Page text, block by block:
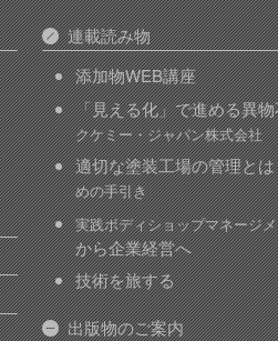
連載読み物
添加物WEB講座
「見える化」で進める異
クケミー・ジャパン株式会社
適切な塗装工場の管理とは
めの手引き
実践ボディショップマネージ
から企業経営へ
技術を旅する
出版物のご案内